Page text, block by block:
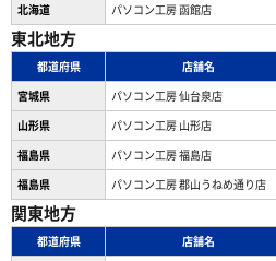
北海道
パソコン工房 函館店
東北地方
都道府県 店舗名
宮城県
パソコン工房 仙台泉店
山形県
パソコン工房 山形店
福島県
パソコン工房 福島店
福島県
パソコン工房 郡山うねめ通り店
関東地方
都道府県 店舗名